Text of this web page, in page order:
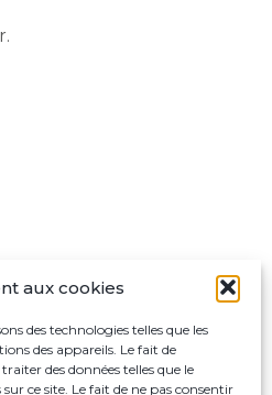
aux cookies
des technologies telles que les
des appareils. Le fait de
des données telles que le
ce site. Le fait de ne pas consentir